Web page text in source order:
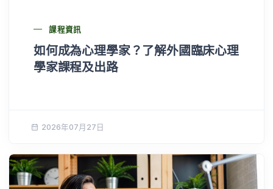
課程資訊
​​如何成為心理學家？了解外國臨床心理
學家課程及出路​
2026年07月27日